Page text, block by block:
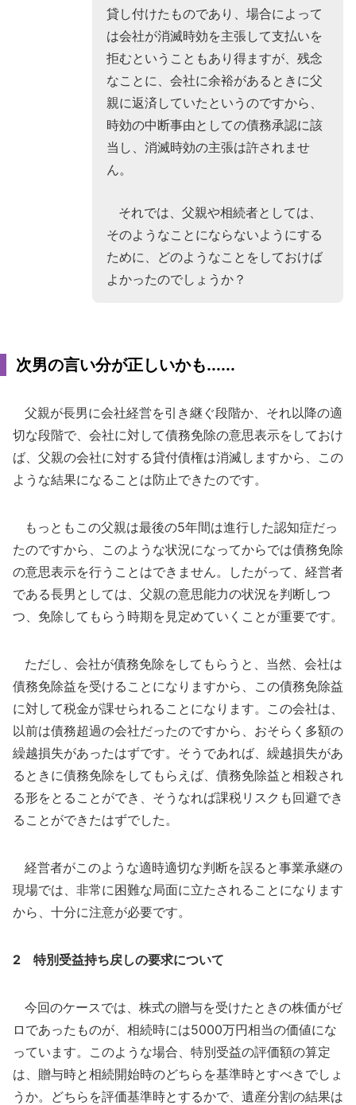
貸し付けたものであり、場合によって
は会社が消滅時効を主張して支払いを
拒むということもあり得ますが、残念
なことに、会社に余裕があるときに父
親に返済していたというのですから、
時効の中断事由としての債務承認に該
当し、消滅時効の主張は許されませ
ん。
それでは、父親や相続者としては、
そのようなことにならないようにする
ために、どのようなことをしておけば
よかったのでしょうか？
次男の言い分が正しいかも......
父親が長男に会社経営を引き継ぐ段階か、それ以降の適
切な段階で、会社に対して債務免除の意思表示をしておけ
ば、父親の会社に対する貸付債権は消滅しますから、この
ような結果になることは防止できたのです。
もっともこの父親は最後の5年間は進行した認知症だっ
たのですから、このような状況になってからでは債務免除
の意思表示を行うことはできません。したがって、経営者
である長男としては、父親の意思能力の状況を判断しつ
つ、免除してもらう時期を見定めていくことが重要です。
ただし、会社が債務免除をしてもらうと、当然、会社は
債務免除益を受けることになりますから、この債務免除益
に対して税金が課せられることになります。この会社は、
以前は債務超過の会社だったのですから、おそらく多額の
繰越損失があったはずです。そうであれば、繰越損失があ
るときに債務免除をしてもらえば、債務免除益と相殺され
る形をとることができ、そうなれば課税リスクも回避でき
ることができたはずでした。
経営者がこのような適時適切な判断を誤ると事業承継の
現場では、非常に困難な局面に立たされることになります
から、十分に注意が必要です。
2 特別受益持ち戻しの要求について
今回のケースでは、株式の贈与を受けたときの株価がゼ
ロであったものが、相続時には5000万円相当の価値にな
っています。このような場合、特別受益の評価額の算定
は、贈与時と相続開始時のどちらを基準時とすべきでしょ
うか。どちらを評価基準時とするかで、遺産分割の結果は